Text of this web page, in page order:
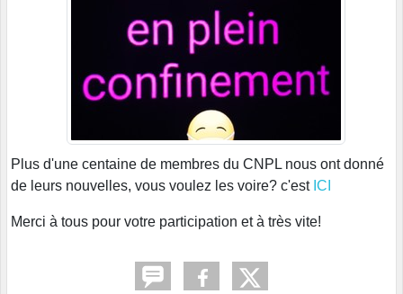
Plus d'une centaine de membres du CNPL nous ont donné
de leurs nouvelles, vous voulez les voire? c'est ICI
Merci à tous pour votre participation et à très vite!